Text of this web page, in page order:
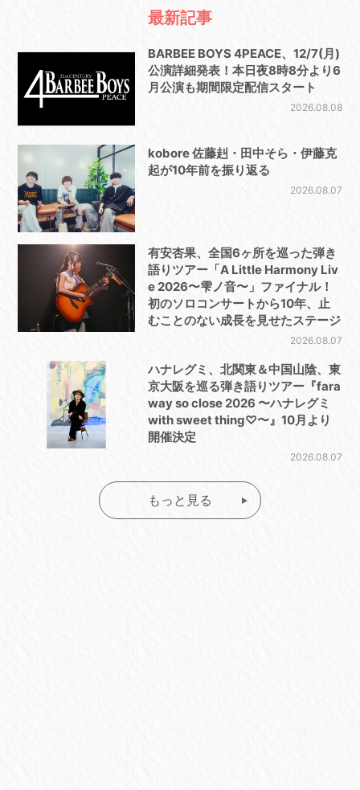
最新記事
BARBEE BOYS 4PEACE、12/7(月)
公演詳細発表！本日夜8時8分より6
月公演も期間限定配信スタート
2026.08.08
kobore 佐藤赳・田中そら・伊藤克
起が10年前を振り返る
2026.08.07
有安杏果、全国6ヶ所を巡った弾き
語りツアー「A Little Harmony Liv
e 2026〜雫ノ音〜」ファイナル！
初のソロコンサートから10年、止
むことのない成長を見せたステージ
2026.08.07
ハナレグミ、北関東＆中国山陰、東
京大阪を巡る弾き語りツアー『fara
way so close 2026 〜ハナレグミ
with sweet thing♡〜』10月より
開催決定
2026.08.07
もっと見る